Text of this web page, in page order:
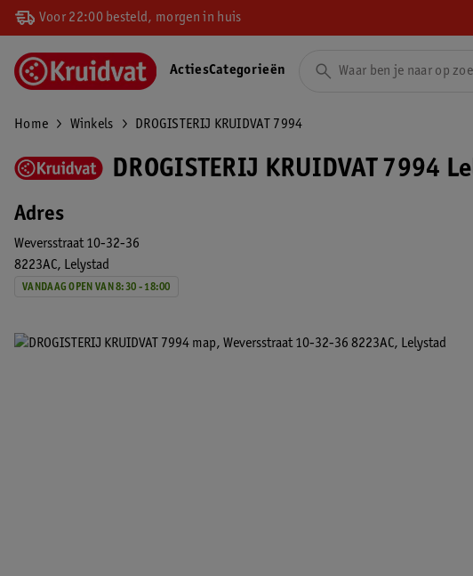
Voor 22:00 besteld, morgen in huis
ActiesCategorieën
Home Winkels DROGISTERIJ KRUIDVAT 7994
DROGISTERIJ KRUIDVAT 7994
Adres
Weversstraat 10-32-36
8223AC
Lelystad
VANDAAG OPEN VAN 8:30 - 18:00